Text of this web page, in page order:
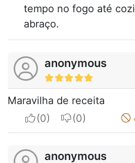
tempo no fogo até
abraço.
anonymous
Maravilha de receita
I apreciateI do not
anonymous